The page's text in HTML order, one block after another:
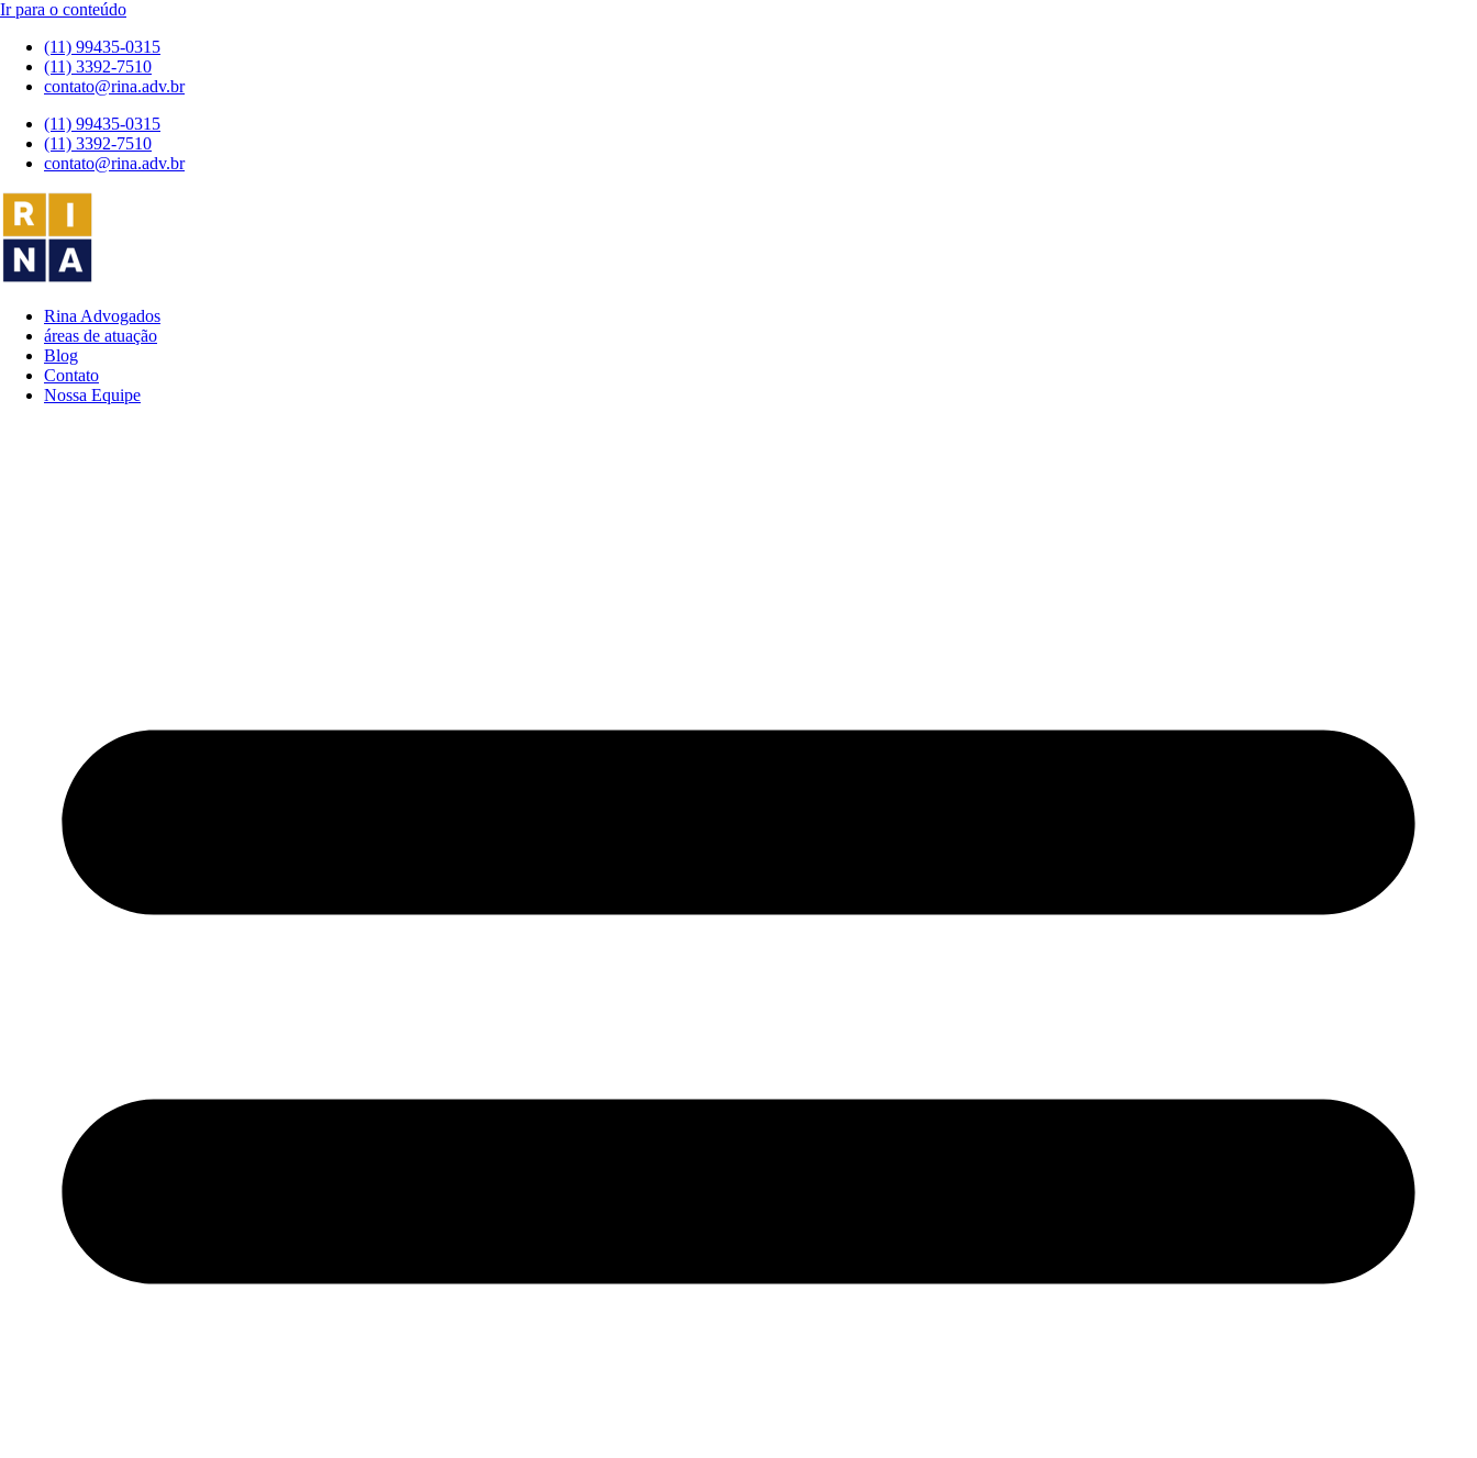
Ir para o conteúdo
(11) 99435-0315
(11) 3392-7510
contato@rina.adv.br
(11) 99435-0315
(11) 3392-7510
contato@rina.adv.br
Rina Advogados
áreas de atuação
Blog
Contato
Nossa Equipe